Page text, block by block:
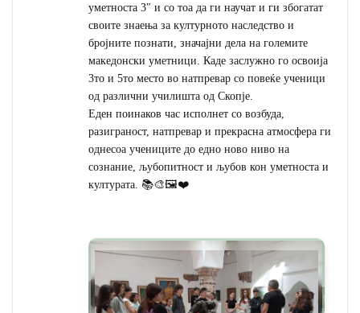
уметноста 3″ и со тоа да ги научат и ги збогатат
своите знаења за културното наследство и
бројните познати, значајни дела на големите
македонски уметници. Каде заслужно го освоија
3то и 5то место во натпревар со повеќе ученици
од различни училишта од Скопје.
Еден поинаков час исполнет со возбуда,
разиграност, натпревар и прекрасна атмосфера ги
однесоа учениците до едно ново ниво на
сознание, љубопитност и љубов кон уметноста и
културата. 📚🎨🖼️❤️